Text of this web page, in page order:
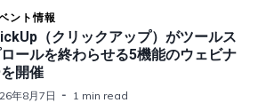
ント情報
（クリックアップ）がツールス
ールを終わらせる5機能のウェビナ
開催
年8月7日 1 min read